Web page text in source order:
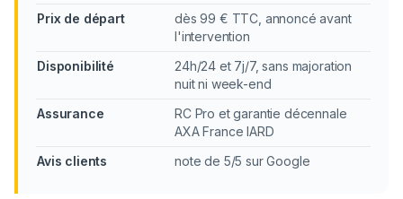
Prix de départ
dès 99 € TTC, annoncé avant
l'intervention
Disponibilité
24h/24 et 7j/7, sans majoration
nuit ni week-end
Assurance
RC Pro et garantie décennale
AXA France IARD
Avis clients
note de 5/5 sur Google